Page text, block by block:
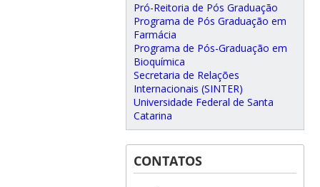
Pró-Reitoria de Pós Graduação
Programa de Pós Graduação em
Farmácia
Programa de Pós-Graduação em
Bioquímica
Secretaria de Relações
Internacionais (SINTER)
Universidade Federal de Santa
Catarina
CONTATOS